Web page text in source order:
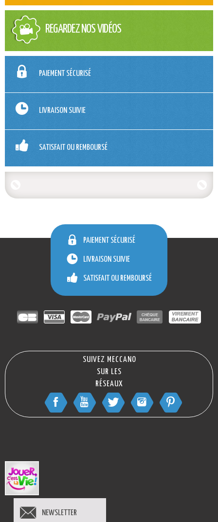
REGARDEZ NOS VIDÉOS
PAIEMENT SÉCURISÉ
LIVRAISON SUIVIE
SATISFAIT OU REMBOURSÉ
PAIEMENT SÉCURISÉ
LIVRAISON SUIVIE
SATISFAIT OU REMBOURSÉ
SUIVEZ MECCANO
SUR LES
RÉSEAUX
NEWSLETTER